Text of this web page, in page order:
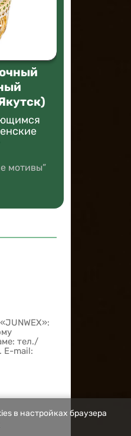
мотивы”
тел./
. E-mail:
в настройках браузера